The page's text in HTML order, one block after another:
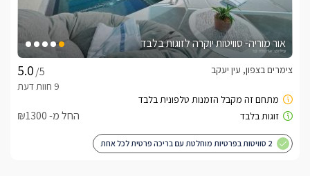
אור מוריה- סוויטות יוקרה לזוגות בלבד
/5
צימרים בצפון, עין יעקב
החל מ- ₪1300
2 סוויטות בפרטיות מוחלטת עם בריכה פרטית לכל אחת